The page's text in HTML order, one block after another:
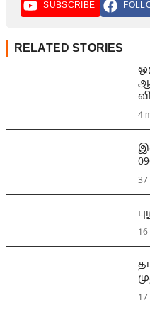
SUBSCRIBE
RELATED STORIES
4
37
16
17